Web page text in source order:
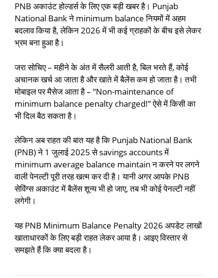
PNB अकाउंट होल्डर्स के लिए एक बड़ी खबर है। Punjab
National Bank ने minimum balance नियमों में अहम
बदलाव किया है, लेकिन 2026 में भी कई ग्राहकों के बीच इसे लेकर
भ्रम बना हुआ है।
जरा सोचिए – महीने के अंत में सैलरी आती है, बिल भरते हैं, कोई
अचानक खर्च आ जाता है और खाते में बैलेंस कम हो जाता है। तभी
मोबाइल पर मैसेज आता है – “Non-maintenance of
minimum balance penalty charged!” ऐसे में किसी का
भी दिल बैठ सकता है।
लेकिन अब राहत की बात यह है कि Punjab National Bank
(PNB) ने 1 जुलाई 2025 से savings accounts में
minimum average balance maintain न करने पर लगने
वाली पेनल्टी पूरी तरह खत्म कर दी है। यानी अगर आपके PNB
सेविंग्स अकाउंट में बैलेंस शून्य भी हो जाए, तब भी कोई पेनल्टी नहीं
लगेगी।
यह PNB Minimum Balance Penalty 2026 अपडेट लाखों
खाताधारकों के लिए बड़ी राहत लेकर आया है। आइए विस्तार से
समझते हैं कि क्या बदला है।